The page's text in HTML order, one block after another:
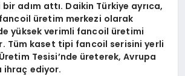
adım attı. Daikin Türkiye ayrıca,
üretim merkezi olarak
yüksek verimli fancoil üretimi
Tüm kaset tipi fancoil serisini yerli
Üretim Tesisi’nde üreterek,Avrupa
ihraç ediyor.